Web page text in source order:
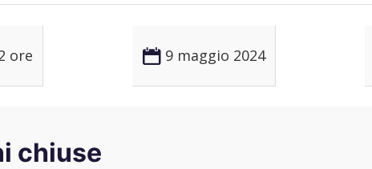
ore 9 maggio 2024
chiuse